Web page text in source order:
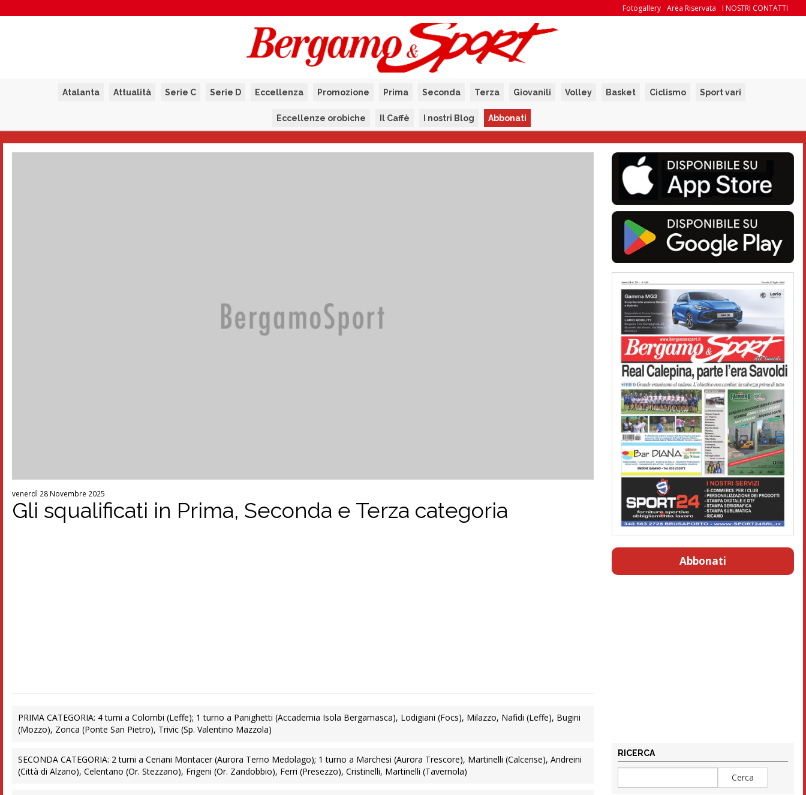
I NOSTRI CONTATTI
Area Riservata
Fotogallery
Atalanta Attualità Serie C Serie D Eccellenza Promozione Prima Seconda Terza Giovanili Volley Basket Ciclismo Sport vari
Eccellenze orobiche Il Caffè I nostri Blog Abbonati
venerdì 28 Novembre 2025
Gli squalificati in Prima, Seconda e Terza categoria
PRIMA CATEGORIA: 4 turni a Colombi (Leffe); 1 turno a Panighetti (Accademia Isola Bergamasca), Lodigiani (Focs), Milazzo, Nafidi (Leffe), Bugini
(Mozzo), Zonca (Ponte San Pietro), Trivic (Sp. Valentino Mazzola)
SECONDA CATEGORIA: 2 turni a Ceriani Montacer (Aurora Terno Medolago); 1 turno a Marchesi (Aurora Trescore), Martinelli (Calcense), Andreini
(Città di Alzano), Celentano (Or. Stezzano), Frigeni (Or. Zandobbio), Ferri (Presezzo), Cristinelli, Martinelli (Tavernola)
Abbonati
RICERCA